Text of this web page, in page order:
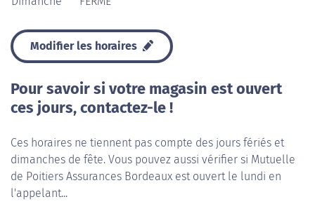
Modifier les horaires
Pour savoir si votre magasin est ouvert
ces jours, contactez-le !
Ces horaires ne tiennent pas compte des jours fériés et
dimanches de fête. Vous pouvez aussi vérifier si Mutuelle
de Poitiers Assurances Bordeaux est ouvert le lundi en
l'appelant...